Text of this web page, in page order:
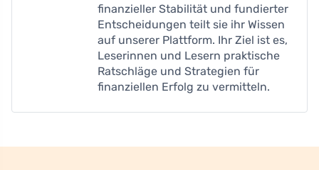
finanzieller Stabilität und fundierter
Entscheidungen teilt sie ihr Wissen
auf unserer Plattform. Ihr Ziel ist es,
Leserinnen und Lesern praktische
Ratschläge und Strategien für
finanziellen Erfolg zu vermitteln.